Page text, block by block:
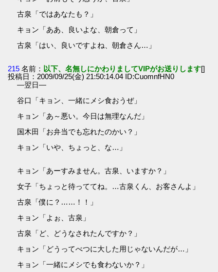
古泉「ではあなたも？」
キョン「ああ、良いよな、朝倉って」
古泉「はい、良いですよね、朝倉さん…」
215 名前： 以下、名無しにかわりましてVIPがお送りします[]
投稿日：2009/09/25(金) 21:50:14.04 ID:CuomnfHN0
―翌日―
谷口「キョン、一緒にメシ食おうぜ」
キョン「あ～悪い。今日は無理なんだ」
国木田「お弁当でも忘れたのかい？」
キョン「いや、ちょっと、な…」
キョン「あーすみません。古泉、いますか？」
女子「ちょっと待っててね。…古泉くん、お客さんよ」
古泉「僕に？……！！」
キョン「よぉ、古泉」
古泉「ど、どうなされたんですか？」
キョン「どうってべつに大した用じゃないんだが…」
キョン「一緒にメシでも食わないか？」